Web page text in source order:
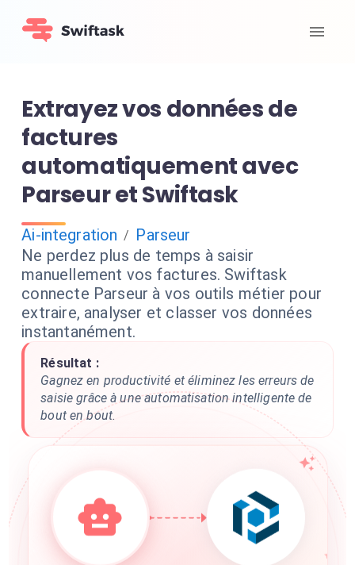
Extrayez vos données de
factures
automatiquement avec
Parseur et Swiftask
Ai-integration / Parseur
Ne perdez plus de temps à saisir
manuellement vos factures. Swiftask
connecte Parseur à vos outils métier pour
extraire, analyser et classer vos données
instantanément.
Résultat :
Gagnez en productivité et éliminez les erreurs de
saisie grâce à une automatisation intelligente de
bout en bout.